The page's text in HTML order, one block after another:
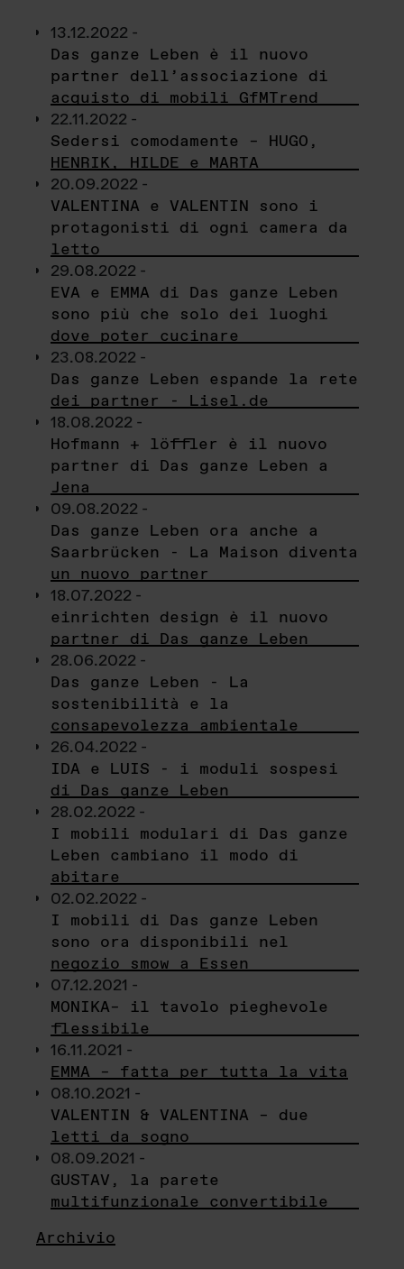
13.12.2022 -
Das ganze Leben è il nuovo
partner dell’associazione di
acquisto di mobili GfMTrend
22.11.2022 -
Sedersi comodamente – HUGO,
HENRIK, HILDE e MARTA
20.09.2022 -
VALENTINA e VALENTIN sono i
protagonisti di ogni camera da
letto
29.08.2022 -
EVA e EMMA di Das ganze Leben
sono più che solo dei luoghi
dove poter cucinare
23.08.2022 -
Das ganze Leben espande la rete
dei partner - Lisel.de
18.08.2022 -
Hofmann + löffler è il nuovo
partner di Das ganze Leben a
Jena
09.08.2022 -
Das ganze Leben ora anche a
Saarbrücken - La Maison diventa
un nuovo partner
18.07.2022 -
einrichten design è il nuovo
partner di Das ganze Leben
28.06.2022 -
Das ganze Leben - La
sostenibilità e la
consapevolezza ambientale
26.04.2022 -
IDA e LUIS - i moduli sospesi
di Das ganze Leben
28.02.2022 -
I mobili modulari di Das ganze
Leben cambiano il modo di
abitare
02.02.2022 -
I mobili di Das ganze Leben
sono ora disponibili nel
negozio smow a Essen
07.12.2021 -
MONIKA– il tavolo pieghevole
flessibile
16.11.2021 -
EMMA – fatta per tutta la vita
08.10.2021 -
VALENTIN & VALENTINA – due
letti da sogno
08.09.2021 -
GUSTAV, la parete
multifunzionale convertibile
Archivio